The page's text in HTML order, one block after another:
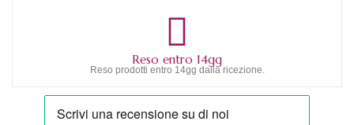
Reso entro 14gg
Reso prodotti entro 14gg dalla ricezione.